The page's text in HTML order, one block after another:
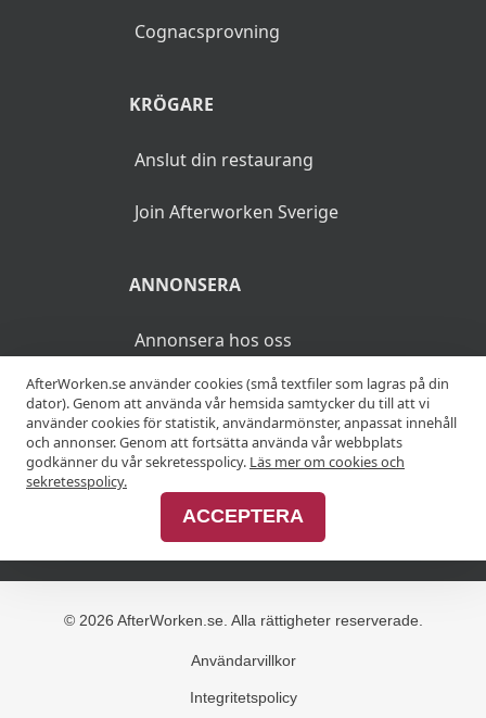
Cognacsprovning
KRÖGARE
Anslut din restaurang
Join Afterworken Sverige
ANNONSERA
Annonsera hos oss
Advertise with us
MER
Alla afterworker
© 2026 AfterWorken.se. Alla rättigheter reserverade.
Användarvillkor
Integritetspolicy
AfterWorken.se använder cookies (små textfiler som lagras på din
dator). Genom att använda vår hemsida samtycker du till att vi
använder cookies för statistik, användarmönster, anpassat innehåll
och annonser. Genom att fortsätta använda vår webbplats
godkänner du vår sekretesspolicy. Läs mer om cookies och
sekretesspolicy.
ACCEPTERA